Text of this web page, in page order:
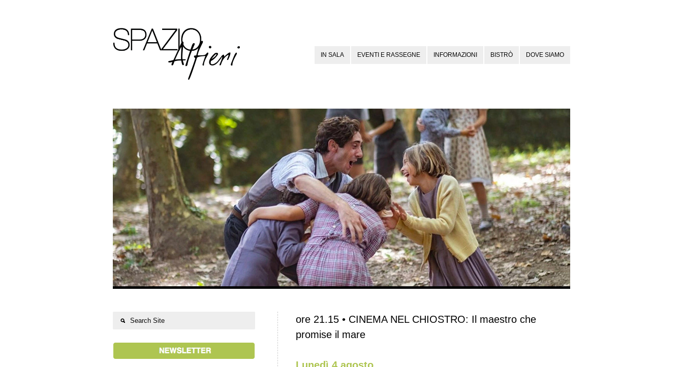
IN SALA EVENTI E RASSEGNE INFORMAZIONI BISTRÒ DOVE SIAMO
ore 21.15 • CINEMA NEL CHIOSTRO: Il maestro che
promise il mare